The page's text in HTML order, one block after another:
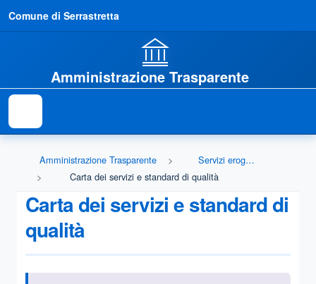
Comune di Serrastretta
Amministrazione Trasparente
Amministrazione Trasparente
Servizi erogati
Carta dei servizi e standard di qualità
Carta dei servizi e standard di
qualità